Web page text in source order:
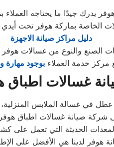
دليل مراكز صيانة الاجهزة
مركز خدمة العملاءبوجود مهارة
غسالات اطباق
في غسالة الملابس
الحديثة التي تعمل
هوفر لدينا هي الأفضل على